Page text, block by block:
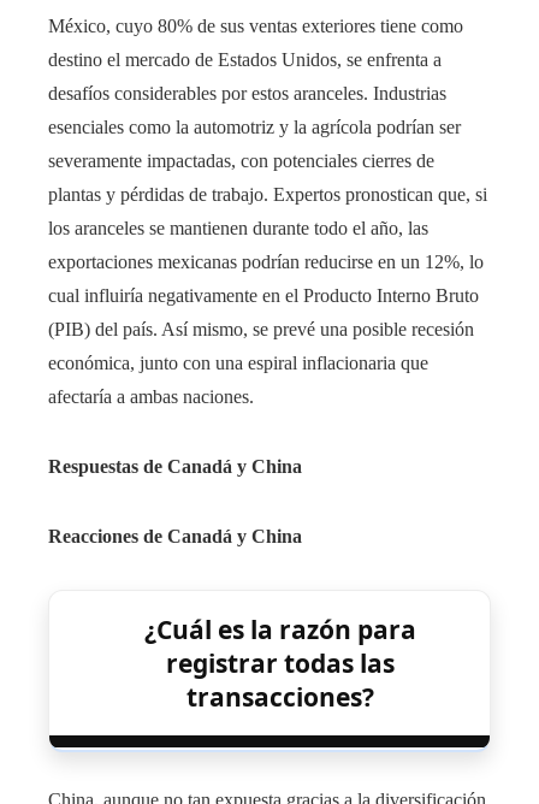
México, cuyo 80% de sus ventas exteriores tiene como
destino el mercado de Estados Unidos, se enfrenta a
desafíos considerables por estos aranceles. Industrias
esenciales como la automotriz y la agrícola podrían ser
severamente impactadas, con potenciales cierres de
plantas y pérdidas de trabajo. Expertos pronostican que, si
los aranceles se mantienen durante todo el año, las
exportaciones mexicanas podrían reducirse en un 12%, lo
cual influiría negativamente en el Producto Interno Bruto
(PIB) del país. Así mismo, se prevé una posible recesión
económica, junto con una espiral inflacionaria que
afectaría a ambas naciones.
Respuestas de Canadá y China
Reacciones de Canadá y China
¿Cuál es la razón para
registrar todas las
transacciones?